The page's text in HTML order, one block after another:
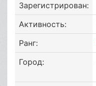
Зарегистрирован:
Активность:
Ранг:
Город: